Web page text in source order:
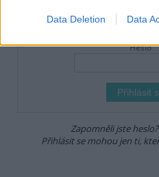
Data Deletion Data
Heslo
Zapomněli jste heslo?
Přihlásit se mohou jen ti,